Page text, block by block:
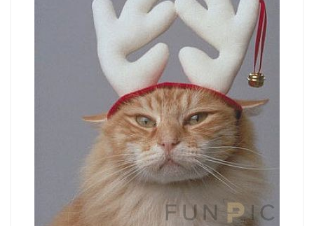
2002-11-25 00:00:00| Válasz
Csak ezt a babyszittert eljem tul!